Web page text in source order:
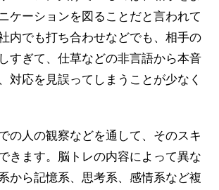
ケーションを図ることだと言われて
内でも打ち合わせなどでも、相手の
すぎて、仕草などの非言語から本音
対応を見誤ってしまうことが少なく
の人の観察などを通して、そのスキ
きます。脳トレの内容によって異な
から記憶系、思考系、感情系など複